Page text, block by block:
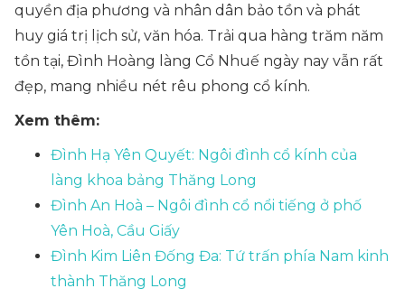
quyền địa phương và nhân dân bảo tồn và phát
huy giá trị lịch sử, văn hóa. Trải qua hàng trăm năm
tồn tại, Đình Hoàng làng Cổ Nhuế ngày nay vẫn rất
đẹp, mang nhiều nét rêu phong cổ kính.
Xem thêm:
Đình Hạ Yên Quyết: Ngôi đình cổ kính của
làng khoa bảng Thăng Long
Đình An Hoà – Ngôi đình cổ nổi tiếng ở phố
Yên Hoà, Cầu Giấy
Đình Kim Liên Đống Đa: Tứ trấn phía Nam kinh
thành Thăng Long